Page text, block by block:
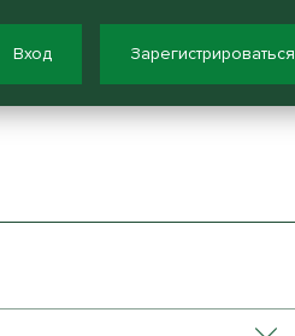
Вход Зарегистрироваться